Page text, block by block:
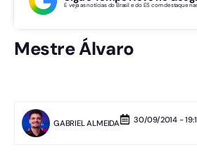
E veja as notícias do Brasil e do ES com destaque
Mestre Álvaro
GABRIEL ALMEIDA 30/09/2014 -